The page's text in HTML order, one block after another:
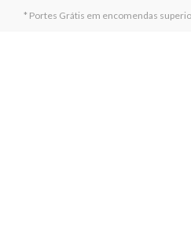
* Portes Grátis em encomendas